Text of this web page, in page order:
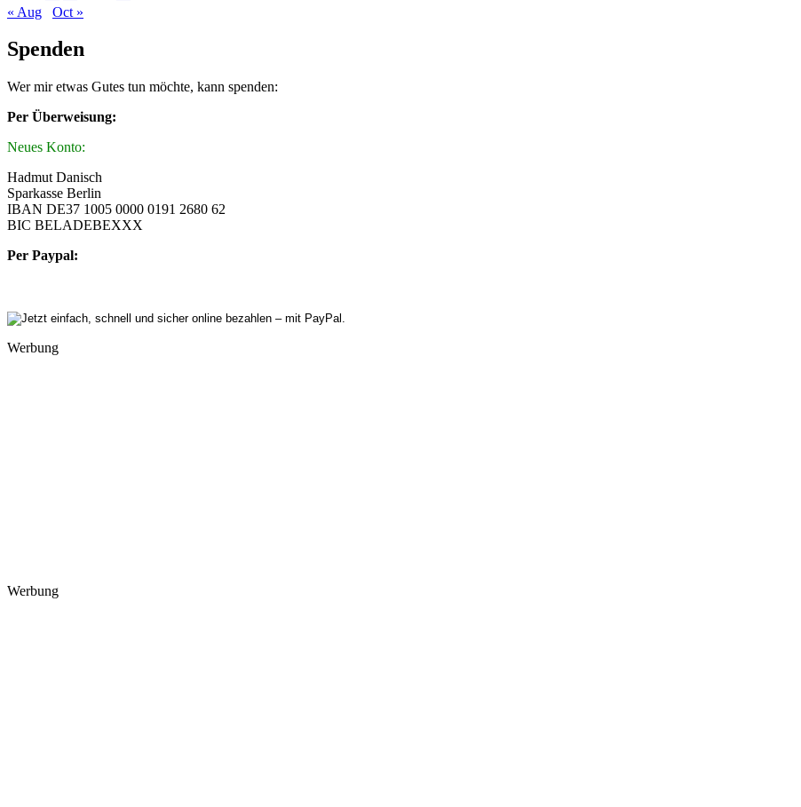
« Aug
Oct »
Spenden
Wer mir etwas Gutes tun möchte, kann spenden:
Per Überweisung:
Neues Konto:
Hadmut Danisch
Sparkasse Berlin
IBAN DE37 1005 0000 0191 2680 62
BIC BELADEBEXXX
Per Paypal:
Werbung
Werbung